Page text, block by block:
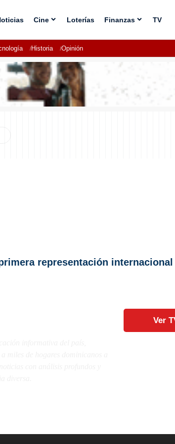
Cine Loterías Finanzas TV
Historia Opinión
representación internacional
Ver